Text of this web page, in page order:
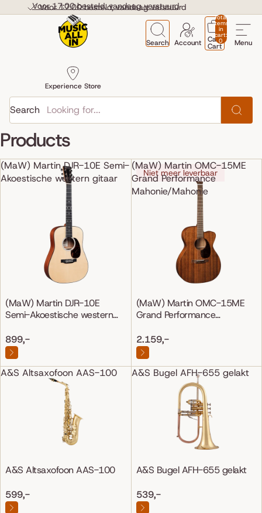
Voor 17:00 besteld, vandaag verstuurd
Voor 17:00 besteld, vandaag verstuurd
Menu
Search
Experience Store
Account
Total
items
in
cart:
0
Cart
Cart
Search
Products
(MaW) Martin DJR-10E Semi-
Akoestische western gitaar
(MaW) Martin DJR-10E
Semi-Akoestische western
899,-
(MaW) Martin OMC-15ME
Grand Performance
Mahonie/Mahonie
Niet meer leverbaar
(MaW) Martin OMC-15ME
Grand Performance
2.159,-
A&S Altsaxofoon AAS-100
A&S Altsaxofoon AAS-100
599,-
A&S Bugel AFH-655 gelakt
A&S Bugel AFH-655 gelakt
539,-